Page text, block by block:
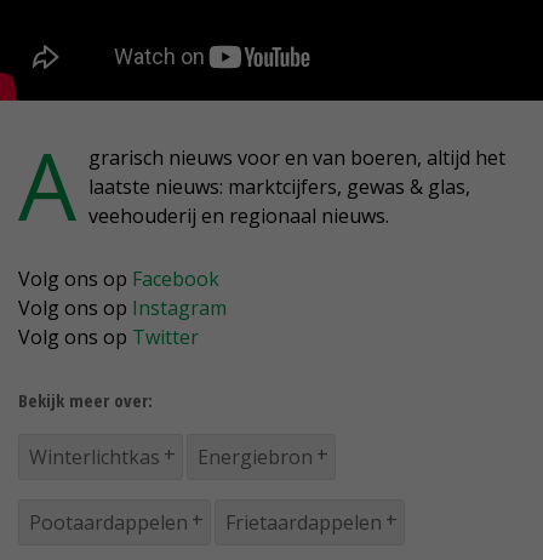
A grarisch nieuws voor en van boeren, altijd het
laatste nieuws: marktcijfers, gewas & glas,
veehouderij en regionaal nieuws.
Volg ons op Facebook
Volg ons op Instagram
Volg ons op Twitter
Bekijk meer over:
Winterlichtkas Energiebron
Pootaardappelen Frietaardappelen